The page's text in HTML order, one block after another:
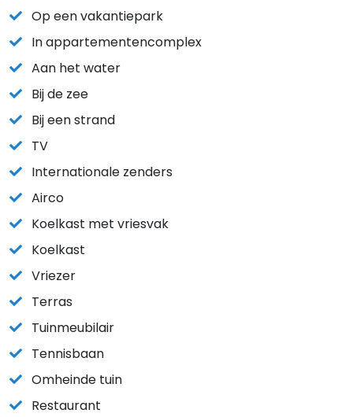
Op een vakantiepark
In appartementencomplex
Aan het water
Bij de zee
Bij een strand
TV
Internationale zenders
Airco
Koelkast met vriesvak
Koelkast
Vriezer
Terras
Tuinmeubilair
Tennisbaan
Omheinde tuin
Restaurant